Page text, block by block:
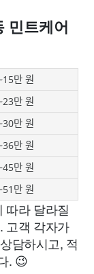
민트케어
만 원
만 원
만 원
만 원
만 원
만 원
따라 달라질
고객 각자가
담하시고, 적
. 😉